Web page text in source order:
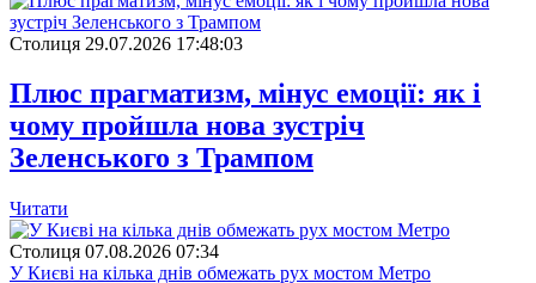
Столиця 29.07.2026 17:48:03
Плюс прагматизм, мінус емоції: як і
чому пройшла нова зустріч
Зеленського з Трампом
Читати
Столиця 07.08.2026 07:34
У Києві на кілька днів обмежать рух мостом Метро